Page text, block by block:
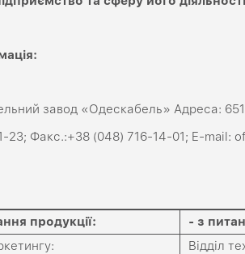
:
завод «Одескабель» Адреса:
23; Факс.:+38 (048) 716-14-01; E-mail:
продукції: - з
Відділ